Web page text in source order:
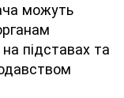
можуть
підставах та